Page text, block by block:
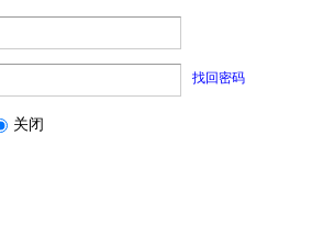
找回密码
关闭